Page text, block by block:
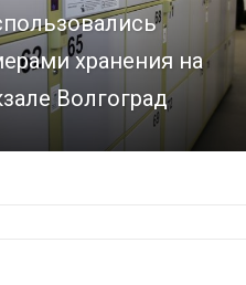
хранения на
Волгоград